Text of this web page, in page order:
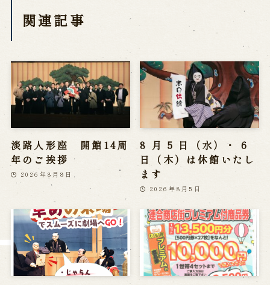
予約
メールフォームから予約
お電話で予約
※株式会社うずのくに南あわじの求人情報ページへ移動します
関連施設
通販サイトうずのくに
道の駅うずしお
うずの丘大鳴門橋記念館
関連記事
淡路人形座 開館14周
年のご挨拶
2026年8月8日
8 月 5 日（水）・ 6
日（木）は休館いたし
ます
2026年8月5日